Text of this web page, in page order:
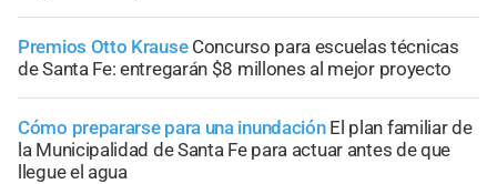
Premios Otto Krause Concurso para escuelas técnicas
de Santa Fe: entregarán $8 millones al mejor proyecto
Cómo prepararse para una inundación El plan familiar de
la Municipalidad de Santa Fe para actuar antes de que
llegue el agua